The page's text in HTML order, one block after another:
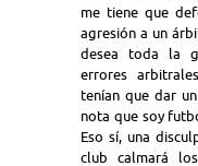
me tiene que
agresión a un
desea toda la
errores
tenían que dar
nota que soy
Eso sí, una
club calmará